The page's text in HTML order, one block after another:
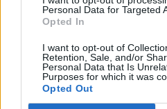
Personal Data for Targeted
Opted In
I want to opt-out of
Retention, Sale, and/or
Personal Data that Is
Purposes for which it was
Opted Out